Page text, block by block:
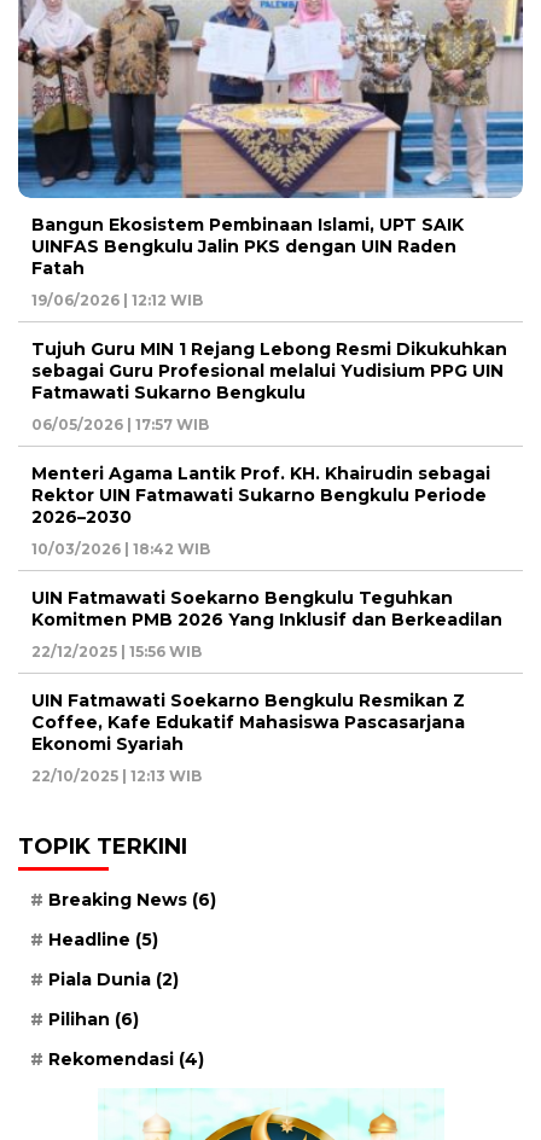
Bangun Ekosistem Pembinaan Islami, UPT SAIK
UINFAS Bengkulu Jalin PKS dengan UIN Raden
Fatah
19/06/2026 | 12:12 WIB
Tujuh Guru MIN 1 Rejang Lebong Resmi Dikukuhkan
sebagai Guru Profesional melalui Yudisium PPG UIN
Fatmawati Sukarno Bengkulu
06/05/2026 | 17:57 WIB
Menteri Agama Lantik Prof. KH. Khairudin sebagai
Rektor UIN Fatmawati Sukarno Bengkulu Periode
2026–2030
10/03/2026 | 18:42 WIB
UIN Fatmawati Soekarno Bengkulu Teguhkan
Komitmen PMB 2026 Yang Inklusif dan Berkeadilan
22/12/2025 | 15:56 WIB
UIN Fatmawati Soekarno Bengkulu Resmikan Z
Coffee, Kafe Edukatif Mahasiswa Pascasarjana
Ekonomi Syariah
22/10/2025 | 12:13 WIB
TOPIK TERKINI
Breaking News (6)
Headline (5)
Piala Dunia (2)
Pilihan (6)
Rekomendasi (4)